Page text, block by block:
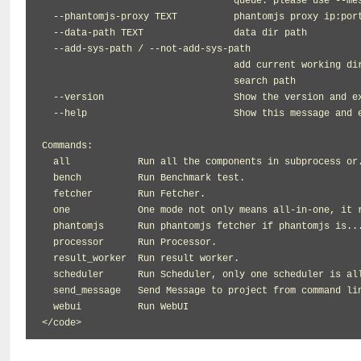
--phantomjs-proxy TEXT          phantomjs proxy
--data-path TEXT                data dir path
--add-sys-path / --not-add-sys-path
add current working directory
search path
--version                       Show the version and
--help                          Show this message
Commands:
all            Run all the components in subprocess
bench          Run Benchmark test.
fetcher        Run Fetcher.
one            One mode not only means all-in-one,
phantomjs      Run phantomjs fetcher if phantomjs
processor      Run Processor.
result_worker  Run result worker.
scheduler      Run Scheduler, only one scheduler is
send_message   Send Message to project from command
webui          Run WebUI
</code>